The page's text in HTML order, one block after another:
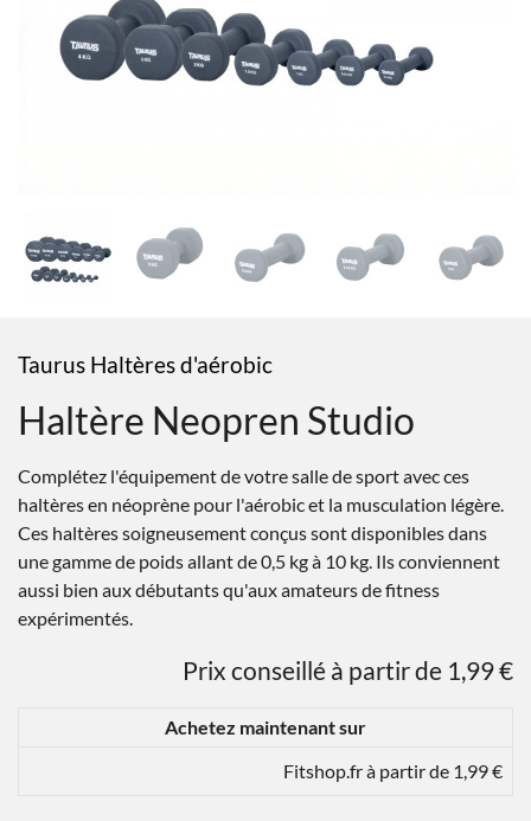
Taurus Haltères d'aérobic
Haltère Neopren Studio
Complétez l'équipement de votre salle de sport avec ces
haltères en néoprène pour l'aérobic et la musculation légère.
Ces haltères soigneusement conçus sont disponibles dans
une gamme de poids allant de 0,5 kg à 10 kg. Ils conviennent
aussi bien aux débutants qu'aux amateurs de fitness
expérimentés.
Prix conseillé à partir de 1,99 €
Achetez maintenant sur
Fitshop.fr à partir de 1,99 €